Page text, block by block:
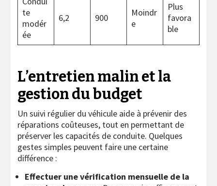
te
modér
ée
6,2 900
Moindr
e
Plus
favora
ble
L’entretien malin et la
gestion du budget
Un suivi régulier du véhicule aide à prévenir des
réparations coûteuses, tout en permettant de
préserver les capacités de conduite. Quelques
gestes simples peuvent faire une certaine
différence :
Effectuer une vérification mensuelle de la